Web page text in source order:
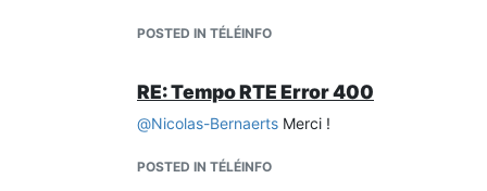
POSTED IN TÉLÉINFO
RE: Tempo RTE Error 400
@Nicolas-Bernaerts Merci !
POSTED IN TÉLÉINFO